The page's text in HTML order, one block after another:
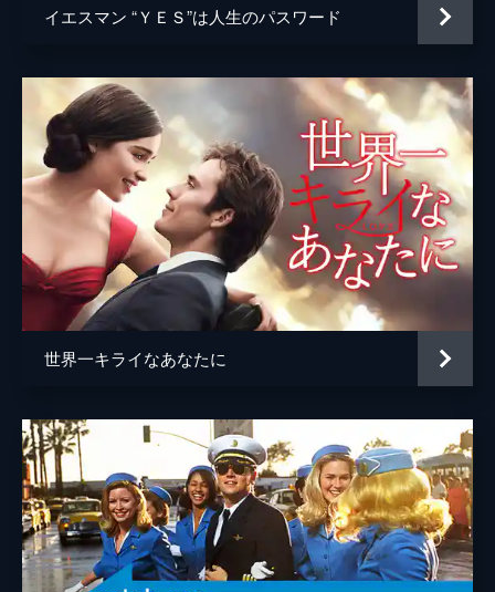
脚本 デイミアン・チャゼル
音楽 ジャスティン・ハーウィッツ
製作 フレッド・バーガー
ジョーダン・ホロウィッツ
ゲイリー・ギルバート
マーク・プラット
イエスマン “ＹＥＳ”は人生のパスワード
世界一キライなあなたに